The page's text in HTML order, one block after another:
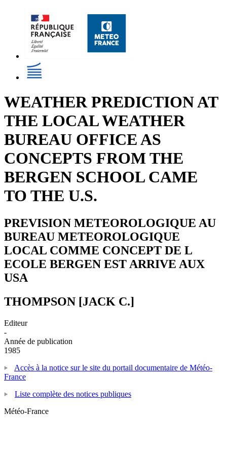
WEATHER PREDICTION AT
THE LOCAL WEATHER
BUREAU OFFICE AS
CONCEPTS FROM THE
BERGEN SCHOOL CAME
TO THE U.S.
PREVISION METEOROLOGIQUE AU
BUREAU METEOROLOGIQUE
LOCAL COMME CONCEPT DE L
ECOLE BERGEN EST ARRIVE AUX
USA
THOMPSON [JACK C.]
Editeur
-
Année de publication
1985
Accès à la notice sur le site du portail documentaire de Météo-
France
Liste complète des notices publiques
Météo-France